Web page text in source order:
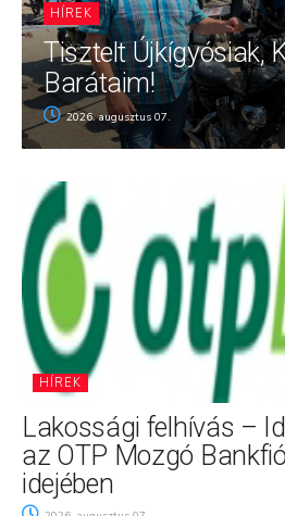
HÍREK
Tisztelt Újkígyósiak,
Barátaim!
2026. augusztus 07.
HÍREK
Lakossági felhívás –
az OTP Mozgó
idejében